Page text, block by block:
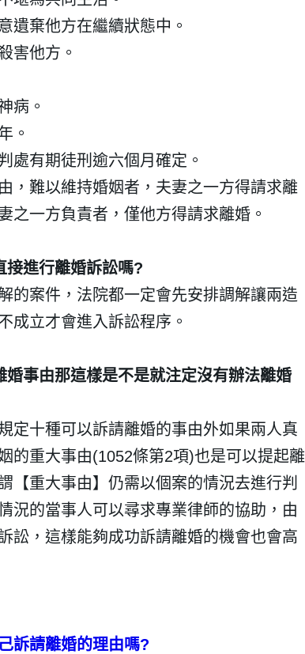
入
登 入
碼？
遺棄他方在繼續狀態中。
害他方。
病。
。
處有期徒刑逾六個月確定。
，難以維持婚姻者，夫妻之一方得請求離
之一方負責者，僅他方得請求離婚。
接進行離婚訴訟嗎?
的案件，法院都一定會先安排調解讓兩造
成立才會進入訴訟程序。
婚事由那這樣是不是就注定沒有辦法離婚
定十種可以訴請離婚的事由外如果兩人真
的重大事由(1052條第2項)也是可以提起離
【重大事由】仍需以個案的情況去進行判
況的當事人可以尋求專業律師的協助，由
訟，這樣能夠成功訴請離婚的機會也會高
訴請離婚的理由嗎?